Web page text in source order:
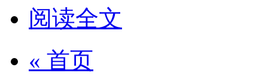
阅读全文
« 首页